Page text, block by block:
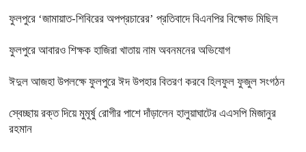
ফুলপুরে ‘জামায়াত-শিবিরের অপপ্রচারের’ প্রতিবাদে বিএনপির বিক্ষোভ মিছিল
ফুলপুরে আবারও শিক্ষক হাজিরা খাতায় নাম অবনমনের অভিযোগ
ঈদুল আজহা উপলক্ষে ফুলপুরে ঈদ উপহার বিতরণ করবে হিলফুল ফুজুল সংগঠন
স্বেচ্ছায় রক্ত দিয়ে মুমূর্ষু রোগীর পাশে দাঁড়ালেন হালুয়াঘাটের এএসপি মিজানুর
রহমান